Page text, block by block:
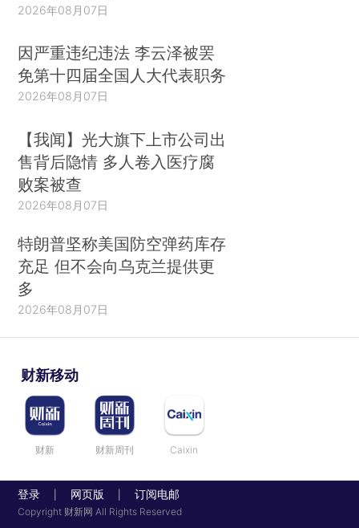
2026年08月07日
因严重违纪违法 李云泽被罢
免第十四届全国人大代表职务
2026年08月07日
【我闻】光大旗下上市公司出
售背后隐情 多人卷入医疗腐
败案被查
2026年08月07日
特朗普坚称美国防空弹药库存
充足 但不会向乌克兰提供更
多
2026年08月07日
财新移动
财新 财新周刊 Caixin
登录 网页版 订阅电邮
Copyright 财新网 All Rights Reserved